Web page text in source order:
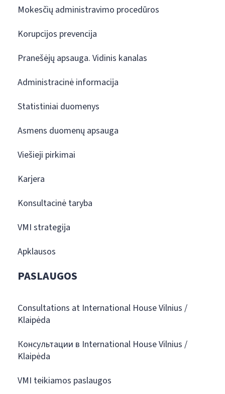
Mokesčių administravimo procedūros
Korupcijos prevencija
Pranešėjų apsauga. Vidinis kanalas
Administracinė informacija
Statistiniai duomenys
Asmens duomenų apsauga
Viešieji pirkimai
Karjera
Konsultacinė taryba
VMI strategija
Apklausos
PASLAUGOS
Consultations at International House Vilnius /
Klaipėda
Консультации в International House Vilnius /
Klaipėda
VMI teikiamos paslaugos